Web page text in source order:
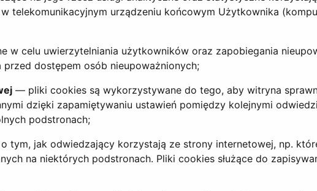
telekomunikacyjnym urządzeniu końcowym Użytkownika
celu uwierzytelniania użytkowników oraz zapobiegania
dostępem osób nieupoważnionych;
— pliki cookies są wykorzystywane do tego, aby witryna
dzięki zapamiętywaniu ustawień pomiędzy kolejnymi
podstronach;
tym, jak odwiedzający korzystają ze strony internetowej, np.
na niektórych podstronach. Pliki cookies służące do